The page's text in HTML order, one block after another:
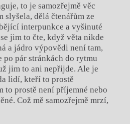
to je samozřejmě věc
slyšela, dělá čtenářům ze
interpunkce a vyšinuté
jim to čte, když věta nikde
a jádro výpovědi není tam,
pár stránkách do rytmu
jim to ani nepřijde. Ale je
lidí, kteří to prostě
to prostě není příjemné nebo
Což mě samozřejmě mrzí,